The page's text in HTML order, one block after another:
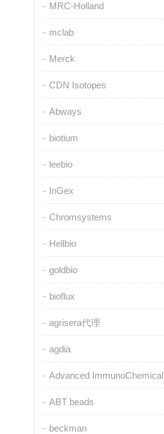
MRC-Holland
mclab
Merck
CDN Isotopes
Abways
biotium
leebio
InGex
Chromsystems
Hellbio
goldbio
bioflux
agrisera代理
agdia
Advanced ImmunoChemical
ABT beads
beckman